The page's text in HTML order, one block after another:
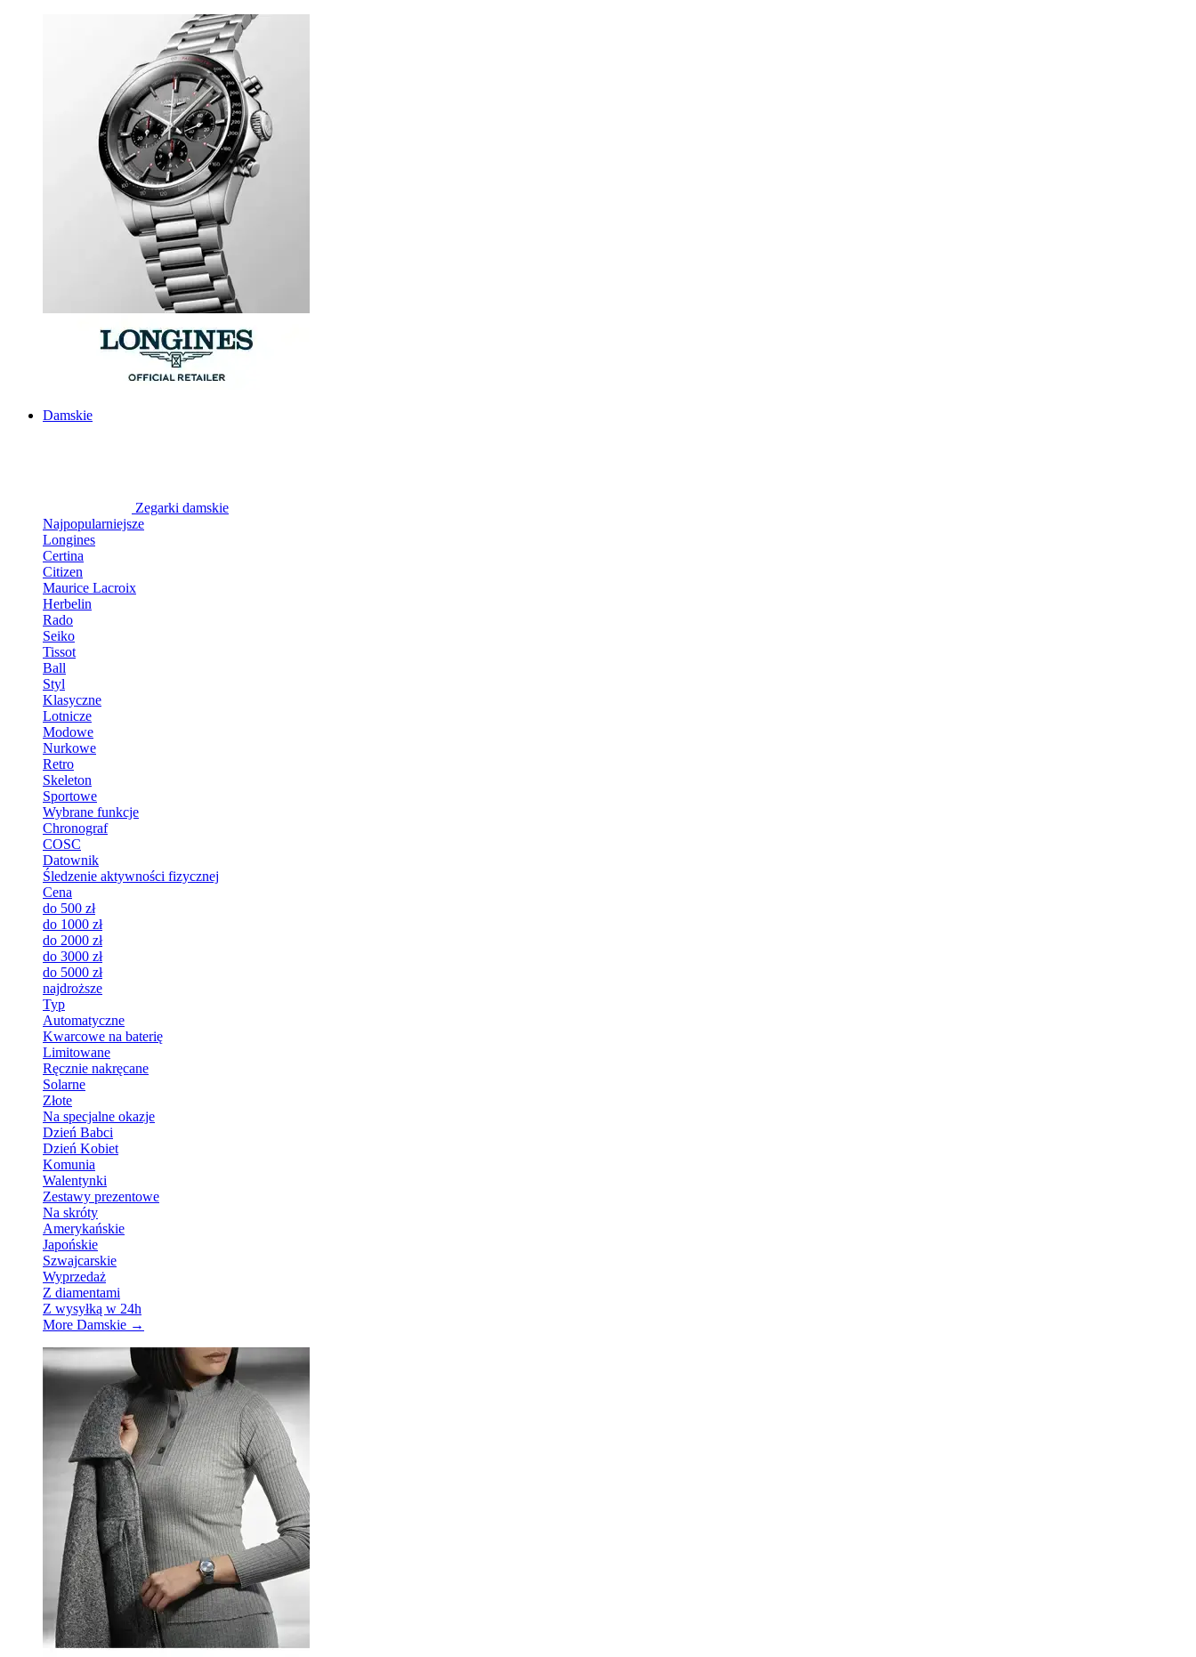
Damskie
Zegarki damskie
Najpopularniejsze
Longines
Certina
Citizen
Maurice Lacroix
Herbelin
Rado
Seiko
Tissot
Ball
Styl
Klasyczne
Lotnicze
Modowe
Nurkowe
Retro
Skeleton
Sportowe
Wybrane funkcje
Chronograf
COSC
Datownik
Śledzenie aktywności fizycznej
Cena
do 500 zł
do 1000 zł
do 2000 zł
do 3000 zł
do 5000 zł
najdroższe
Typ
Automatyczne
Kwarcowe na baterię
Limitowane
Ręcznie nakręcane
Solarne
Złote
Na specjalne okazje
Dzień Babci
Dzień Kobiet
Komunia
Walentynki
Zestawy prezentowe
Na skróty
Amerykańskie
Japońskie
Szwajcarskie
Wyprzedaż
Z diamentami
Z wysyłką w 24h
More Damskie →